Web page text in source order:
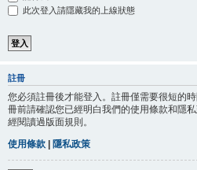
此次登入請隱藏我的上線狀態
註冊
您必須註冊後才能登入。註冊僅需要很短的
冊前請確認您已經明白我們的使用條款和隱
經閱讀過版面規則。
使用條款 | 隱私政策